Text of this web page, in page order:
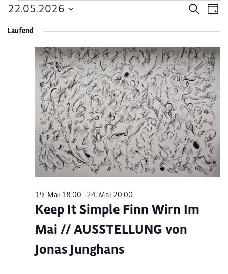
Veranstaltungen
für
2026
Suche
und
Suche
Tag
22.05.2026
wählen.
Laufend
Keep It Simple Finn Wirn Im
Mai // AUSSTELLUNG von
Jonas Junghans
19. Mai 18:00 - 24. Mai 20:00